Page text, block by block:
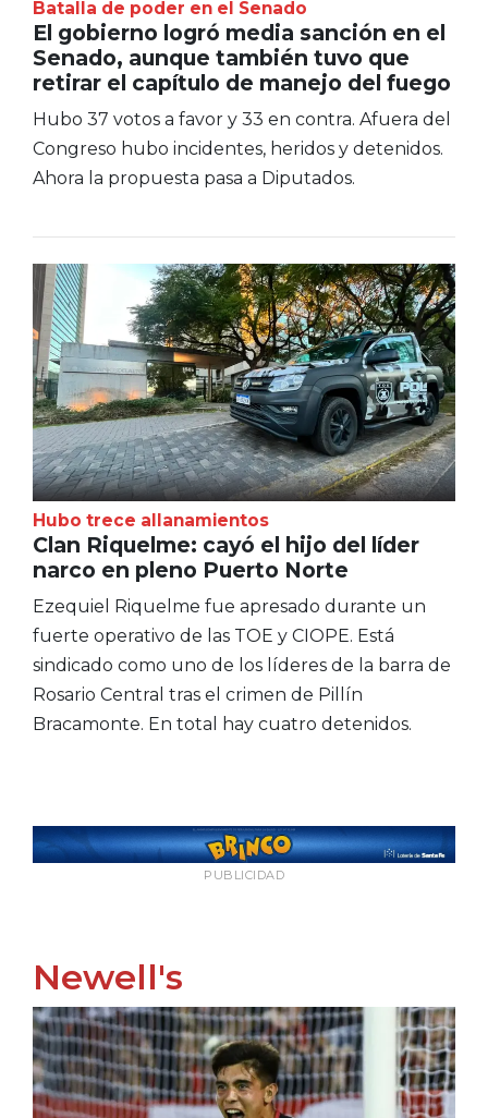
Batalla de poder en el Senado
El gobierno logró media sanción en el
Senado, aunque también tuvo que
retirar el capítulo de manejo del fuego
Hubo 37 votos a favor y 33 en contra. Afuera del
Congreso hubo incidentes, heridos y detenidos.
Ahora la propuesta pasa a Diputados.
Hubo trece allanamientos
Clan Riquelme: cayó el hijo del líder
narco en pleno Puerto Norte
Ezequiel Riquelme fue apresado durante un
fuerte operativo de las TOE y CIOPE. Está
sindicado como uno de los líderes de la barra de
Rosario Central tras el crimen de Pillín
Bracamonte. En total hay cuatro detenidos.
PUBLICIDAD
Newell's